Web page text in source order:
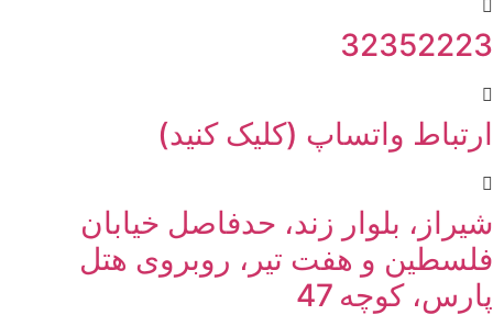
32352223
ارتباط واتساپ (کلیک کنید)
شیراز، بلوار زند، حدفاصل خیابان
فلسطین و هفت تیر، روبروی هتل
پارس، کوچه 47